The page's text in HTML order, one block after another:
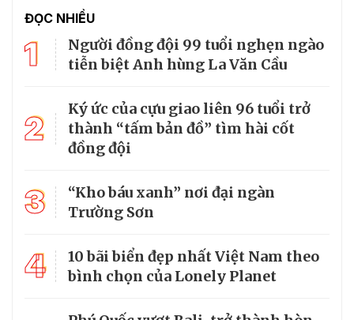
ĐỌC NHIỀU
1
Người đồng đội 99 tuổi nghẹn ngào
tiễn biệt Anh hùng La Văn Cầu
2
Ký ức của cựu giao liên 96 tuổi trở
thành “tấm bản đồ” tìm hài cốt
đồng đội
3
“Kho báu xanh” nơi đại ngàn
Trường Sơn
4
10 bãi biển đẹp nhất Việt Nam theo
bình chọn của Lonely Planet